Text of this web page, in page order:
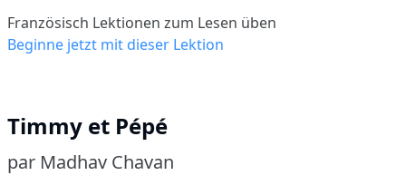
Französisch Lektionen zum Lesen üben
Beginne jetzt mit dieser Lektion
Timmy et Pépé
par Madhav Chavan